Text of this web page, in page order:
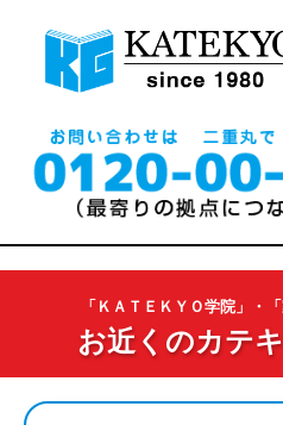
「ＫＡＴＥＫＹＯ学院」・
お近くのカテ